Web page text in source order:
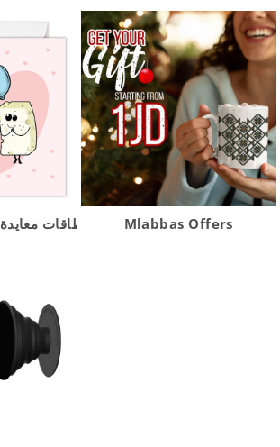
Greeting Cards I بطاقات معايدة Mlabbas Offers